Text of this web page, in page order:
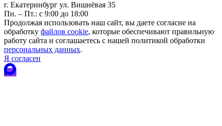
г. Екатеринбург ул. Вишнёвая 35
Пн. – Пт.: с 9:00 до 18:00
Продолжая использовать наш сайт, вы даете согласие на
обработку файлов cookie, которые обеспечивают правильную
работу сайта и соглашаетесь с нашей политикой обработки
персональных данных.
Я согласен